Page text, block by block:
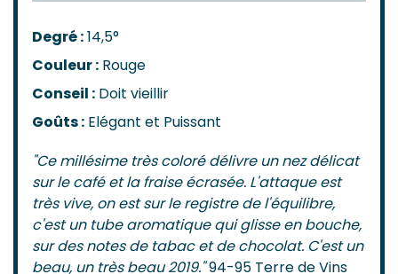
Degré :14,5°
Couleur : Rouge
Conseil : Doit vieillir
Goûts : Elégant et Puissant
"Ce millésime très coloré délivre un nez délicat
sur le café et la fraise écrasée. L'attaque est
très vive, on est sur le registre de l'équilibre,
c'est un tube aromatique qui glisse en bouche,
sur des notes de tabac et de chocolat. C'est un
beau, un très beau 2019."94-95 Terre de Vins